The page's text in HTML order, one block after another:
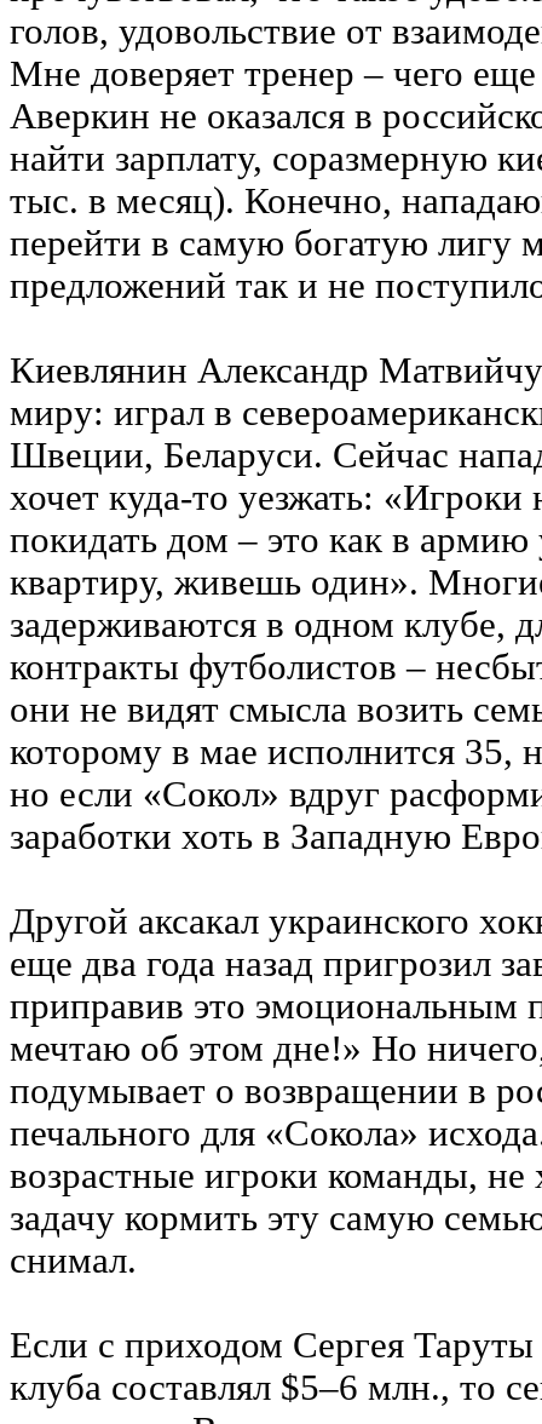
голов, удовольствие от
Мне доверяет тренер – чего
Аверкин не оказался в
найти зарплату, соразмерную
тыс. в месяц). Конечно,
перейти в самую богатую лигу
предложений так и не
Киевлянин Александр
миру: играл в
Швеции, Беларуси. Сейчас
хочет куда-то уезжать: «Игроки
покидать дом – это как в
квартиру, живешь один».
задерживаются в одном клубе,
контракты футболистов –
они не видят смысла возить
которому в мае исполнится 35,
но если «Сокол» вдруг
заработки хоть в Западную
Другой аксакал украинского
еще два года назад пригрозил
приправив это эмоциональным
мечтаю об этом дне!» Но
подумывает о возвращении в
печального для «Сокола»
возрастные игроки команды, не
задачу кормить эту самую
снимал.
Если с приходом Сергея
клуба составлял $5–6 млн., то